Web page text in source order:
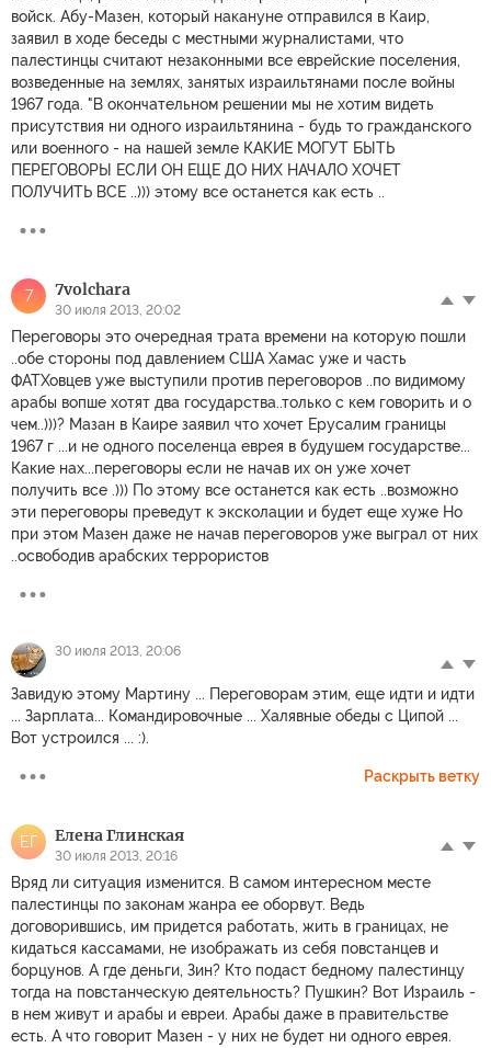
войск. Абу-Мазен, который накануне отправился в Каир,
заявил в ходе беседы с местными журналистами, что
палестинцы считают незаконными все еврейские поселения,
возведенные на землях, занятых израильтянами после войны
1967 года. "В окончательном решении мы не хотим видеть
присутствия ни одного израильтянина - будь то гражданского
или военного - на нашей земле КАКИЕ МОГУТ БЫТЬ
ПЕРЕГОВОРЫ ЕСЛИ ОН ЕЩЕ ДО НИХ НАЧАЛО ХОЧЕТ
ПОЛУЧИТЬ ВСЕ ..))) этому все останется как есть ..
7 7volchara
30 июля 2013, 20:02
Переговоры это очередная трата времени на которую пошли
..обе стороны под давлением США Хамас уже и часть
ФАТХовцев уже выступили против переговоров ..по видимому
арабы вопше хотят два государства..только с кем говорить и о
чем..)))? Мазан в Каире заявил что хочет Ерусалим границы
1967 г ...и не одного поселенца еврея в будушем государстве...
Какие нах...переговоры если не начав их он уже хочет
получить все .))) По этому все останется как есть ..возможно
эти переговоры преведут к эксколации и будет еще хуже Но
при этом Мазен даже не начав переговоров уже выграл от них
..освободив арабских террористов
30 июля 2013, 20:06
Завидую этому Мартину ... Переговорам этим, еще идти и идти
... Зарплата... Командировочные ... Халявные обеды с Ципой ...
Вот устроился ... :).
Раскрыть ветку
ЕГ Елена Глинская
30 июля 2013, 20:16
Вряд ли ситуация изменится. В самом интересном месте
палестинцы по законам жанра ее оборвут. Ведь
договорившись, им придется работать, жить в границах, не
кидаться кассамами, не изображать из себя повстанцев и
борцунов. А где деньги, Зин? Кто подаст бедному палестинцу
тогда на повстанческую деятельность? Пушкин? Вот Израиль -
в нем живут и арабы и евреи. Арабы даже в правительстве
есть. А что говорит Мазен - у них не будет ни одного еврея.